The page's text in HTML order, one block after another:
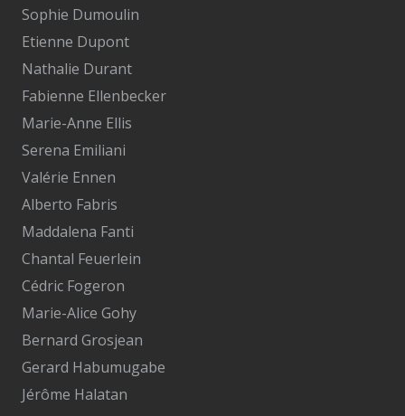
Sophie Dumoulin
Etienne Dupont
Nathalie Durant
Fabienne Ellenbecker
Marie-Anne Ellis
Serena Emiliani
Valérie Ennen
Alberto Fabris
Maddalena Fanti
Chantal Feuerlein
Cédric Fogeron
Marie-Alice Gohy
Bernard Grosjean
Gerard Habumugabe
Jérôme Halatan